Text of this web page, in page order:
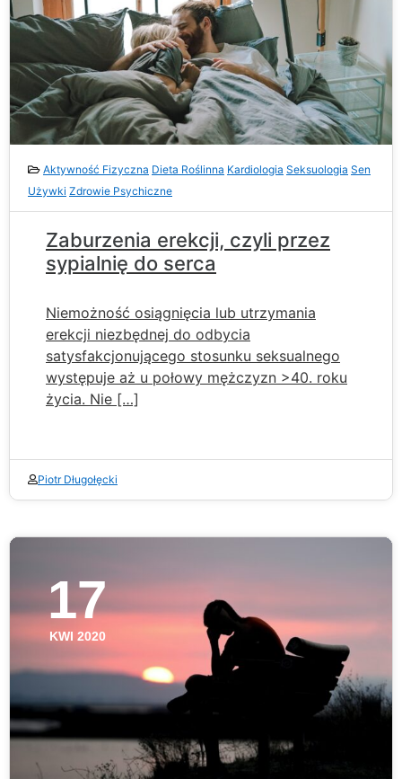
Aktywność Fizyczna Dieta Roślinna Kardiologia Seksuologia Sen
Używki Zdrowie Psychiczne
Zaburzenia erekcji, czyli przez
sypialnię do serca
Niemożność osiągnięcia lub utrzymania
erekcji niezbędnej do odbycia
satysfakcjonującego stosunku seksualnego
występuje aż u połowy mężczyzn >40. roku
życia. Nie […]
Piotr Długołęcki
17
KWI 2020